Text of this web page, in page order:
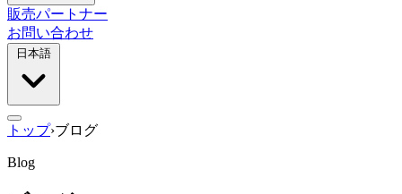
販売パートナー
お問い合わせ
トップ›ブログ
Blog